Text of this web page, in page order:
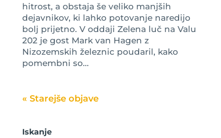
hitrost, a obstaja še veliko manjših
dejavnikov, ki lahko potovanje naredijo
bolj prijetno. V oddaji Zelena luč na Valu
202 je gost Mark van Hagen z
Nizozemskih železnic poudaril, kako
pomembni so...
« Older Entries
Iskanje